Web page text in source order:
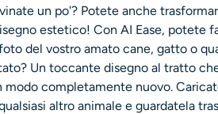
un po'? Potete anche
estetico! Con AI Ease, potete
del vostro amato cane, gatto o
Un toccante disegno al tratto
modo completamente nuovo.
altro animale e guardatela